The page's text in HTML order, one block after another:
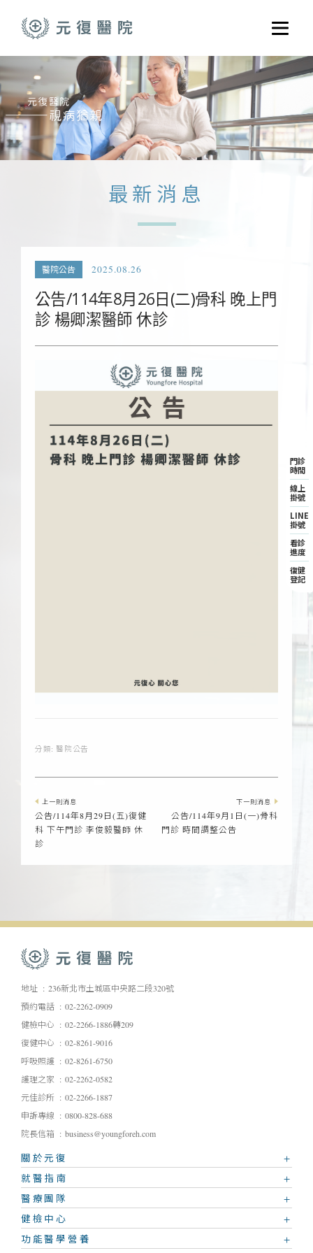
選單
關於元復
就醫指南
醫學門診
醫療養護服務
最新消息
醫院公告 2025.08.26
公告/114年8月26日(二)骨科 晚上門
診 楊卿潔醫師 休診
分類: 醫院公告
上一則消息
公告/114年8月29日(五)復健
科 下午門診 李俊毅醫師 休
診
下一則消息
公告/114年9月1日(一)骨科
門診 時間調整公告
地址
236新北市土城區中央路二段320號
預約電話
02-2262-0909
健檢中心
02-2266-1886轉209
復健中心
02-8261-9016
呼吸照護
02-8261-6750
護理之家
02-2262-0582
元佳診所
02-2266-1887
申訴專線
0800-828-688
院長信箱
business@youngforeh.com
關於元復
就醫指南
醫療團隊
健檢中心
功能醫學營養
門診
時間
線上
掛號
LINE
掛號
看診
進度
復健
登記